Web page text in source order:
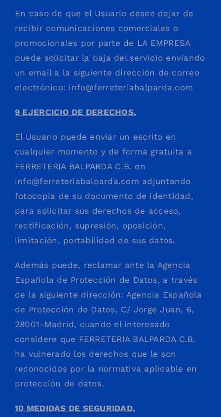
En caso de que el Usuario desee dejar de
recibir comunicaciones comerciales o
promocionales por parte de LA EMPRESA
puede solicitar la baja del servicio enviando
un email a la siguiente dirección de correo
electrónico: info@ferreteriabalparda.com
9 EJERCICIO DE DERECHOS.
El Usuario puede enviar un escrito en
cualquier momento y de forma gratuita a
FERRETERIA BALPARDA C.B. en
info@ferreteriabalparda.com adjuntando
fotocopia de su documento de identidad,
para solicitar sus derechos de acceso,
rectificación, supresión, oposición,
limitación, portabilidad de sus datos.
Además puede, reclamar ante la Agencia
Española de Protección de Datos, a través
de la siguiente dirección: Agencia Española
de Protección de Datos, C/ Jorge Juan, 6,
28001-Madrid, cuando el interesado
considere que FERRETERIA BALPARDA C.B.
ha vulnerado los derechos que le son
reconocidos por la normativa aplicable en
protección de datos.
10 MEDIDAS DE SEGURIDAD.